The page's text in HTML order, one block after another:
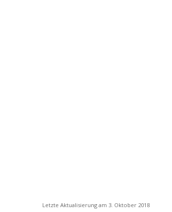
Letzte Aktualisierung am 3. Oktober 2018